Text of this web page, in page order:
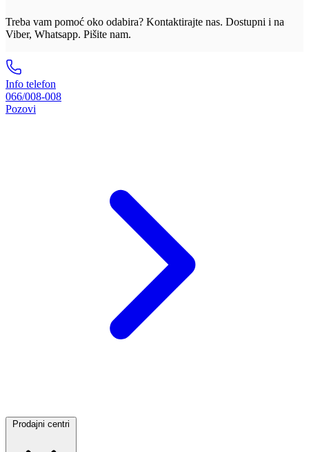
Treba vam pomoć oko odabira? Kontaktirajte nas. Dostupni i na
Viber, Whatsapp. Pišite nam.
Info telefon
066/008-008
Pozovi
Prodajni centri